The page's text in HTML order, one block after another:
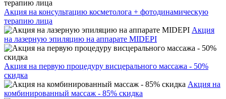
Акция на консультацию косметолога + фотодинамическую
терапию лица
Акция
на лазерную эпиляцию на аппарате MIDEPI
Акция на первую процедуру висцерального массажа - 50%
скидка
Акция на
комбинированный массаж - 85% скидка